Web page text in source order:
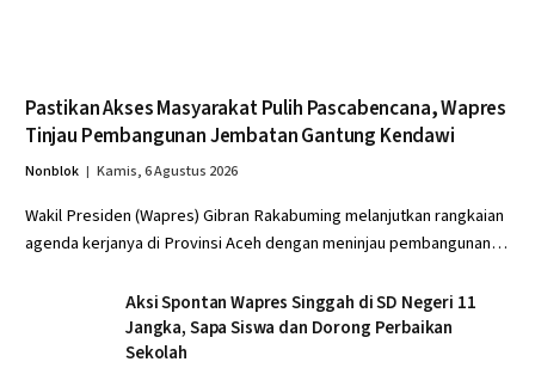
Pastikan Akses Masyarakat Pulih Pascabencana, Wapres
Tinjau Pembangunan Jembatan Gantung Kendawi
Nonblok Kamis, 6 Agustus 2026
Wakil Presiden (Wapres) Gibran Rakabuming melanjutkan rangkaian
agenda kerjanya di Provinsi Aceh dengan meninjau pembangunan…
Aksi Spontan Wapres Singgah di SD Negeri 11
Jangka, Sapa Siswa dan Dorong Perbaikan
Sekolah